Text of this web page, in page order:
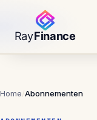
Home/Abonnementen